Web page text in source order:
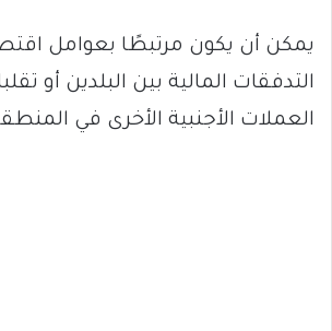
يمكن أن يكون مرتبطًا بعوامل
التدفقات المالية بين البلدين أو
العملات الأجنبية الأخرى في